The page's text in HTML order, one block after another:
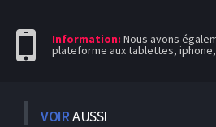
Information: Nous avons
plateforme aux tablettes,
VOIRAUSSI